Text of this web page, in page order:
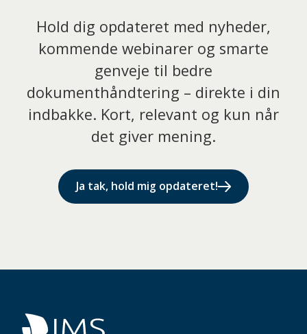
Hold dig opdateret med nyheder,
kommende webinarer og smarte
genveje til bedre
dokumenthåndtering – direkte i din
indbakke. Kort, relevant og kun når
det giver mening.
Ja tak, hold mig opdateret!